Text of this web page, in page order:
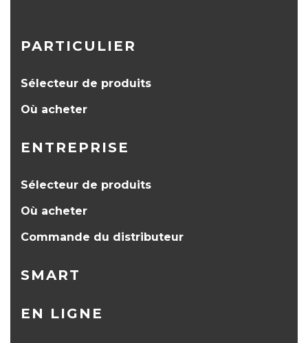
PARTICULIER
Sélecteur de produits
Où acheter
ENTREPRISE
Sélecteur de produits
Où acheter
Commande du distributeur
SMART
EN LIGNE